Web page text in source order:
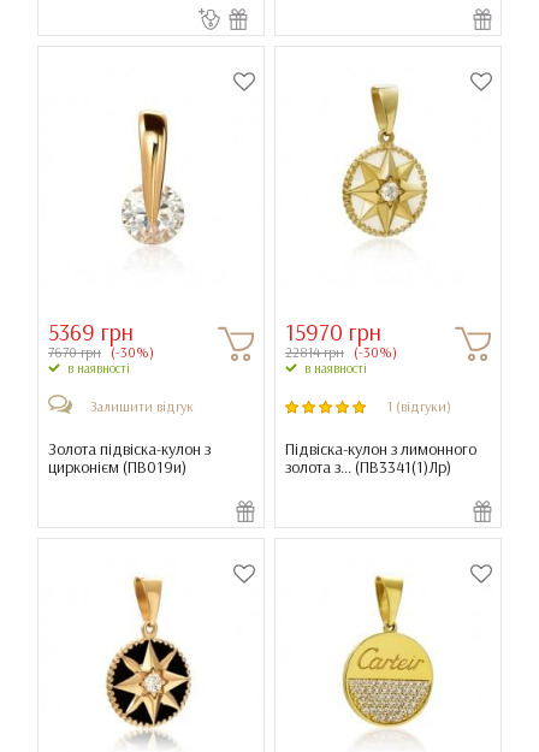
5369 грн
7670 грн (-30%)
в наявності
Залишити відгук
Золота підвіска-кулон з
цирконієм (ПВ019и)
15970 грн
22814 грн (-30%)
в наявності
1 (відгуки)
Підвіска-кулон з лимонного
золота з... (ПВ3341(1)Лр)